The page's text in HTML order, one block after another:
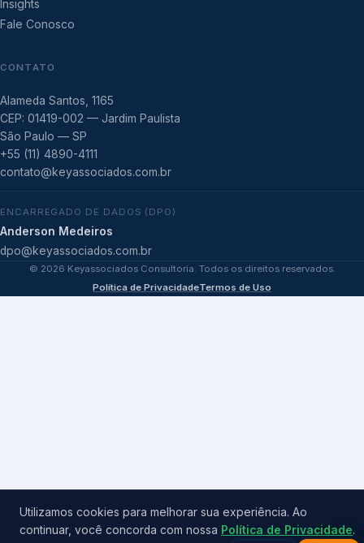
Insights
Fale Conosco
CONTATO
Alameda Santos, 1165
CEP: 01419-002 — Jardim Paulista
São Paulo — SP
+55 (11) 4890-4111
contato@keyassociados.com.br
ENCARREGADO DE DADOS (DPO)
Anderson Medeiros
dpo@keyassociados.com.br
© 2026 Keyassociados Consultoria. Todos os direitos reservados.
Política de PrivacidadeTermos de Uso
Utilizamos cookies para melhorar sua experiência. Ao
continuar, você concorda com nossa Política de Privacidade.